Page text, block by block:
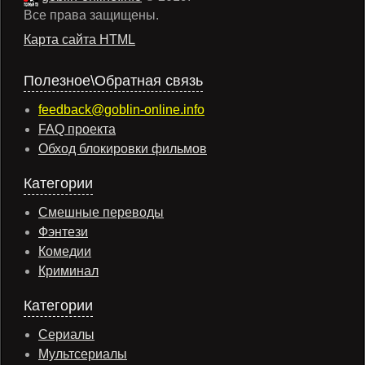
Все права защищены.
Карта сайта HTML
Полезное\Обратная связь
feedback@goblin-online.info
FAQ проекта
Обход блокировки фильмов
Категории
Смешные переводы
Фэнтези
Комедии
Криминал
Категории
Сериалы
Мультсериалы